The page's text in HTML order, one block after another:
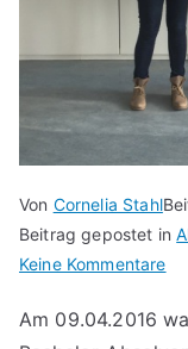
Von Cornelia Stahl
Beitrag gepostet in
Keine Kommentarefür
Am 09.04.2016